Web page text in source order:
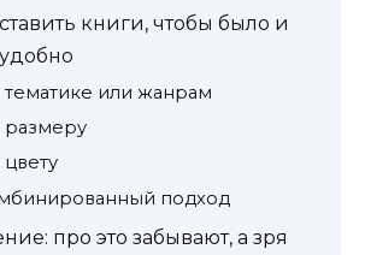
книги, чтобы было и
или жанрам
подход
про это забывают, а зря